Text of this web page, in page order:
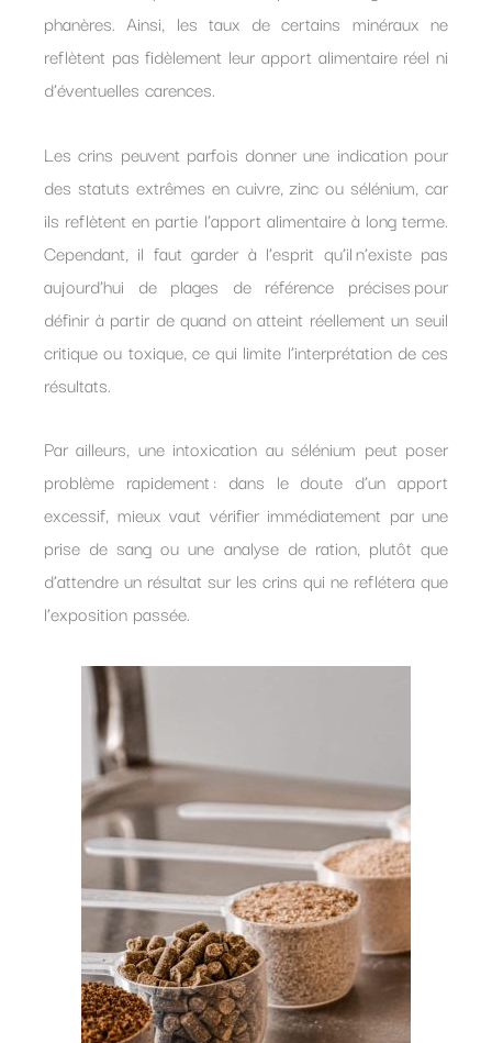
phanères. Ainsi, les taux de certains minéraux ne
reflètent pas fidèlement leur apport alimentaire réel ni
d’éventuelles carences.
Les crins peuvent parfois donner une indication pour
des statuts extrêmes en cuivre, zinc ou sélénium, car
ils reflètent en partie l’apport alimentaire à long terme.
Cependant, il faut garder à l’esprit qu’il n’existe pas
aujourd’hui de plages de référence précises pour
définir à partir de quand on atteint réellement un seuil
critique ou toxique, ce qui limite l’interprétation de ces
résultats.
Par ailleurs, une intoxication au sélénium peut poser
problème rapidement : dans le doute d’un apport
excessif, mieux vaut vérifier immédiatement par une
prise de sang ou une analyse de ration, plutôt que
d’attendre un résultat sur les crins qui ne reflétera que
l’exposition passée.